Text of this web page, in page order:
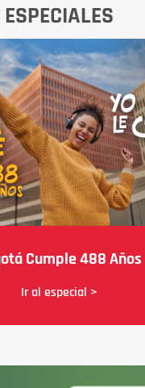
ESPECIALES
Cumple 488 Años
Ir al especial >